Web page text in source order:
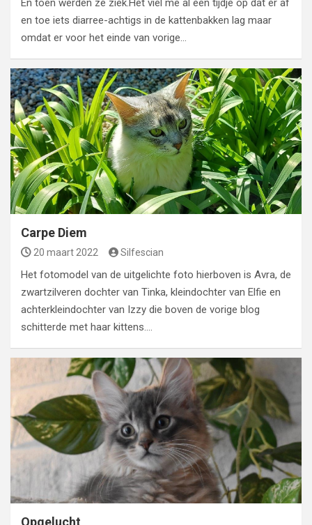
En toen werden ze ziek.Het viel me al een tijdje op dat er af
en toe iets diarree-achtigs in de kattenbakken lag maar
omdat er voor het einde van vorige…
Carpe Diem
20 maart 2022 Silfescian
Het fotomodel van de uitgelichte foto hierboven is Avra, de
zwartzilveren dochter van Tinka, kleindochter van Elfie en
achterkleindochter van Izzy die boven de vorige blog
schitterde met haar kittens.…
Opgelucht